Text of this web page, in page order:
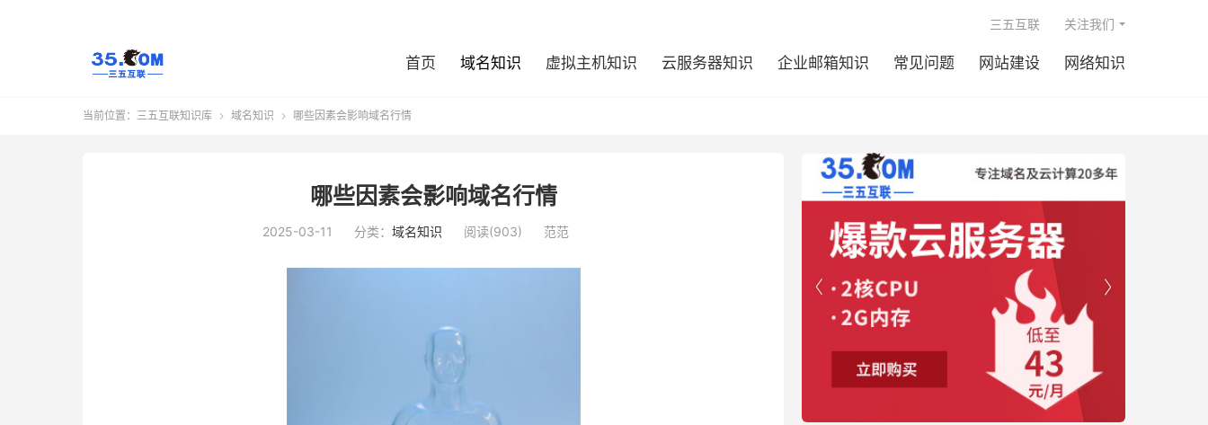
首页 域名知识 虚拟主机知识 云服务器知识 企业邮箱知识 常见问题 网站建设 网络知识
三五互联 关注我们
当前位置： 三五互联知识库  域名知识  哪些因素会影响域名行情
哪些因素会影响域名行情
2025-03-11 分类： 域名知识 阅读(903) 范范

